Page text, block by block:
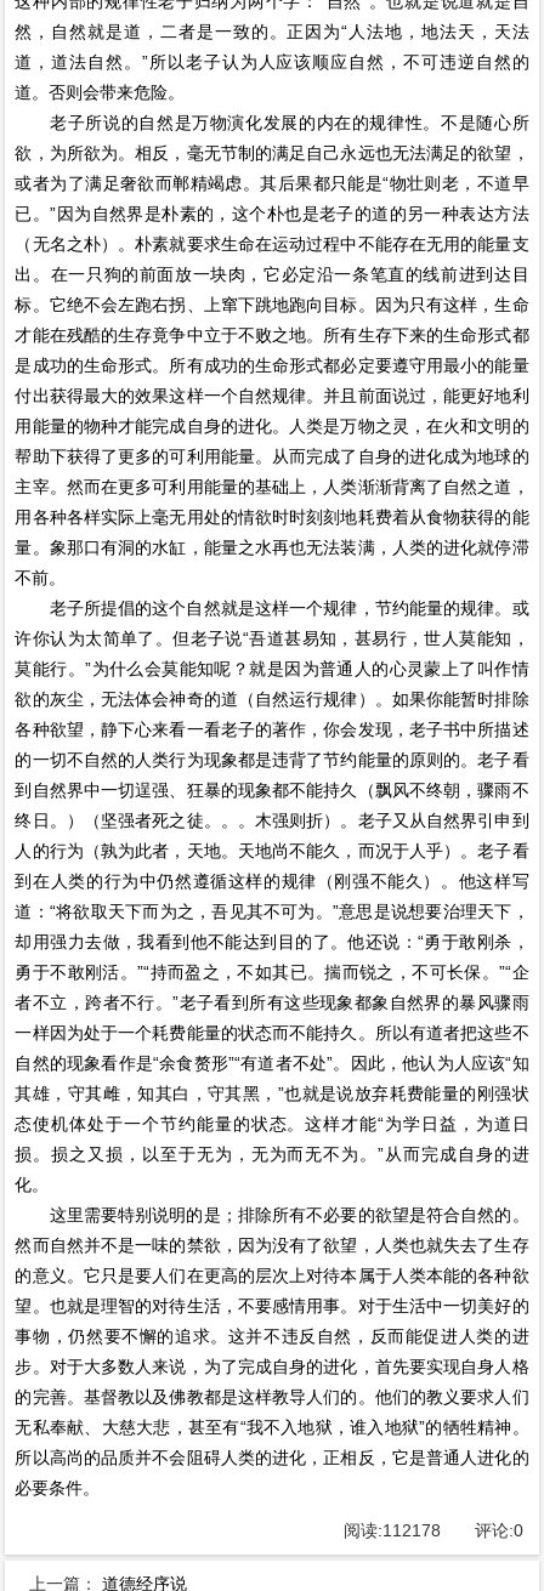
然，自然就是道，二者是一致的。正因为“人法地，地法天，天法
道，道法自然。”所以老子认为人应该顺应自然，不可违逆自然的
道。否则会带来危险。
老子所说的自然是万物演化发展的内在的规律性。不是随心所
欲，为所欲为。相反，毫无节制的满足自己永远也无法满足的欲望，
或者为了满足奢欲而郸精竭虑。其后果都只能是“物壮则老，不道早
已。”因为自然界是朴素的，这个朴也是老子的道的另一种表达方法
（无名之朴）。朴素就要求生命在运动过程中不能存在无用的能量支
出。在一只狗的前面放一块肉，它必定沿一条笔直的线前进到达目
标。它绝不会左跑右拐、上窜下跳地跑向目标。因为只有这样，生命
才能在残酷的生存竟争中立于不败之地。所有生存下来的生命形式都
是成功的生命形式。所有成功的生命形式都必定要遵守用最小的能量
付出获得最大的效果这样一个自然规律。并且前面说过，能更好地利
用能量的物种才能完成自身的进化。人类是万物之灵，在火和文明的
帮助下获得了更多的可利用能量。从而完成了自身的进化成为地球的
主宰。然而在更多可利用能量的基础上，人类渐渐背离了自然之道，
用各种各样实际上毫无用处的情欲时时刻刻地耗费着从食物获得的能
量。象那口有洞的水缸，能量之水再也无法装满，人类的进化就停滞
不前。
老子所提倡的这个自然就是这样一个规律，节约能量的规律。或
许你认为太简单了。但老子说“吾道甚易知，甚易行，世人莫能知，
莫能行。”为什么会莫能知呢？就是因为普通人的心灵蒙上了叫作情
欲的灰尘，无法体会神奇的道（自然运行规律）。如果你能暂时排除
各种欲望，静下心来看一看老子的著作，你会发现，老子书中所描述
的一切不自然的人类行为现象都是违背了节约能量的原则的。老子看
到自然界中一切逞强、狂暴的现象都不能持久（飘风不终朝，骤雨不
终日。）（坚强者死之徒。。。木强则折）。老子又从自然界引申到
人的行为（孰为此者，天地。天地尚不能久，而况于人乎）。老子看
到在人类的行为中仍然遵循这样的规律（刚强不能久）。他这样写
道：“将欲取天下而为之，吾见其不可为。”意思是说想要治理天下，
却用强力去做，我看到他不能达到目的了。他还说：“勇于敢刚杀，
勇于不敢刚活。”“持而盈之，不如其已。揣而锐之，不可长保。”“企
者不立，跨者不行。”老子看到所有这些现象都象自然界的暴风骤雨
一样因为处于一个耗费能量的状态而不能持久。所以有道者把这些不
自然的现象看作是“余食赘形”“有道者不处”。因此，他认为人应该“知
其雄，守其雌，知其白，守其黑，”也就是说放弃耗费能量的刚强状
态使机体处于一个节约能量的状态。这样才能“为学日益，为道日
损。损之又损，以至于无为，无为而无不为。”从而完成自身的进
化。
这里需要特别说明的是；排除所有不必要的欲望是符合自然的。
然而自然并不是一味的禁欲，因为没有了欲望，人类也就失去了生存
的意义。它只是要人们在更高的层次上对待本属于人类本能的各种欲
望。也就是理智的对待生活，不要感情用事。对于生活中一切美好的
事物，仍然要不懈的追求。这并不违反自然，反而能促进人类的进
步。对于大多数人来说，为了完成自身的进化，首先要实现自身人格
的完善。基督教以及佛教都是这样教导人们的。他们的教义要求人们
无私奉献、大慈大悲，甚至有“我不入地狱，谁入地狱”的牺牲精神。
所以高尚的品质并不会阻碍人类的进化，正相反，它是普通人进化的
必要条件。
阅读:112178 评论:0
上一篇：道德经序说